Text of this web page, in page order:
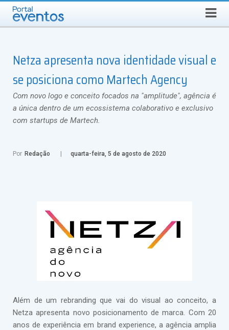
Select Language ▼
Netza apresenta nova identidade visual e
se posiciona como Martech Agency
Com novo logo e conceito focados na "amplitude", agência é
a única dentro de um ecossistema colaborativo e exclusivo
com startups de Martech.
Por Redação quarta-feira, 5 de agosto de 2020
Além de um rebranding que vai do visual ao conceito, a
Netza apresenta novo posicionamento de marca. Com 20
anos de experiência em brand experience, a agência amplia